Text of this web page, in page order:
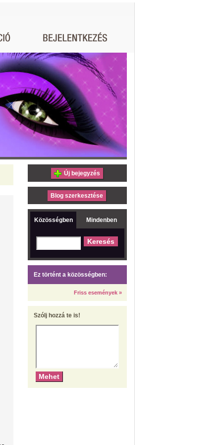
Új bejegyzés
Blog szerkesztése
Közösségben Mindenben
Ez történt a közösségben:
Friss események »
Szólj hozzá te is!